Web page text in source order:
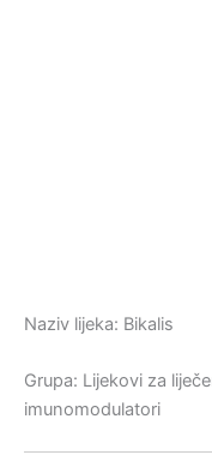
Naziv lijeka: Bikalis
Grupa: Lijekovi za
imunomodulatori